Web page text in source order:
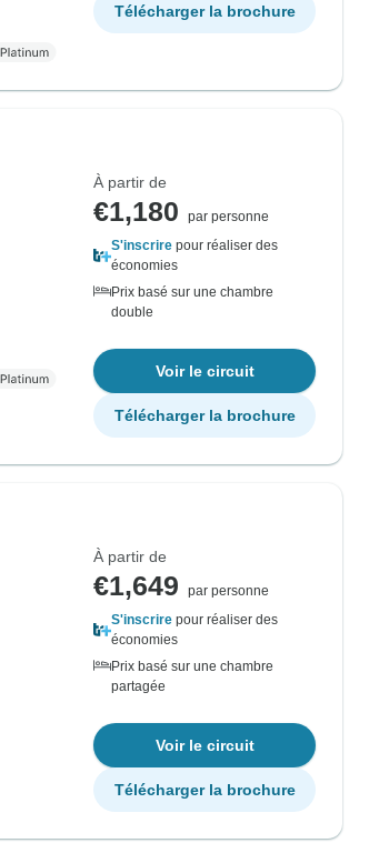
Télécharger la brochure
À partir de
€1,180
par personne
S'inscrire pour réaliser des
économies
Prix basé sur une chambre
double
Voir le circuit
Télécharger la brochure
À partir de
€1,649
par personne
S'inscrire pour réaliser des
économies
Prix basé sur une chambre
partagée
Voir le circuit
Télécharger la brochure